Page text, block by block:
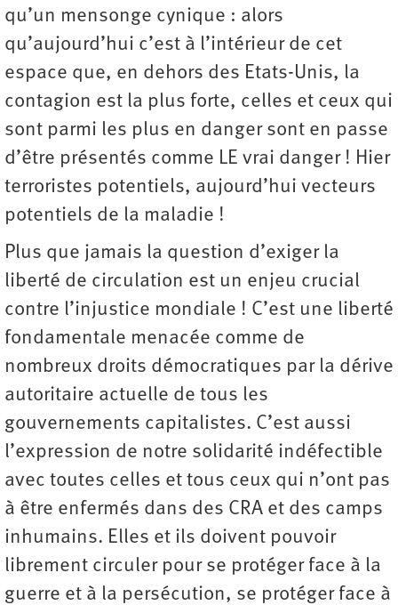
qu’un mensonge cynique : alors
qu’aujourd’hui c’est à l’intérieur de cet
espace que, en dehors des Etats-Unis, la
contagion est la plus forte, celles et ceux qui
sont parmi les plus en danger sont en passe
d’être présentés comme LE vrai danger ! Hier
terroristes potentiels, aujourd’hui vecteurs
potentiels de la maladie !
Plus que jamais la question d’exiger la
liberté de circulation est un enjeu crucial
contre l’injustice mondiale ! C’est une liberté
fondamentale menacée comme de
nombreux droits démocratiques par la dérive
autoritaire actuelle de tous les
gouvernements capitalistes. C’est aussi
l’expression de notre solidarité indéfectible
avec toutes celles et tous ceux qui n’ont pas
à être enfermés dans des CRA et des camps
inhumains. Elles et ils doivent pouvoir
librement circuler pour se protéger face à la
guerre et à la persécution, se protéger face à